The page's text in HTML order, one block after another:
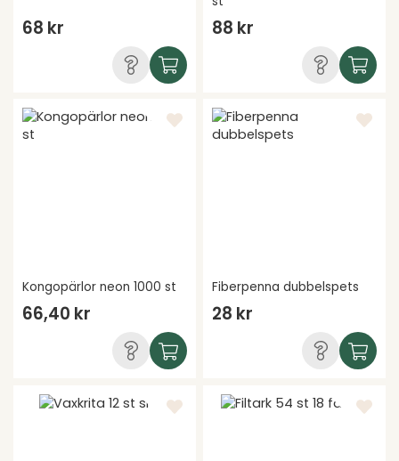
68 kr 88 kr
Kongopärlor neon 1000 st
66,40 kr
Fiberpenna dubbelspets
28 kr